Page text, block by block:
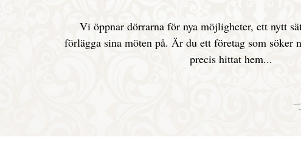
Vi öppnar dörrarna för nya möjligheter, ett nytt
förlägga sina möten på. Är du ett företag som söker
precis hittat hem...